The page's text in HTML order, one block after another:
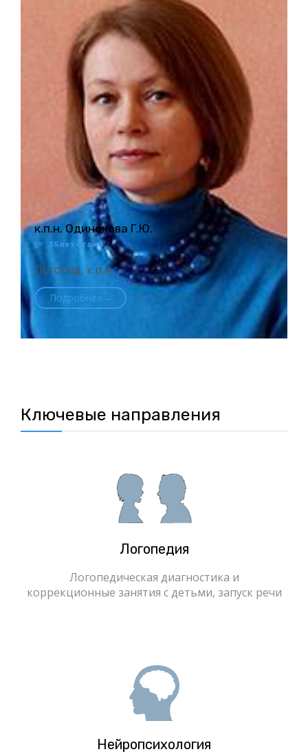
к.п.н. Одинокова Г.Ю.
 35 лет стажа
Логопед, к.п.н,
Подробнее→
Ключевые направления
Логопедия
Логопедическая диагностика и
коррекционные занятия с детьми, запуск речи
Нейропсихология